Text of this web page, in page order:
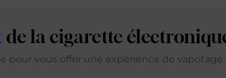
de la cigarette
pour vous offrir une expérience de vapotage